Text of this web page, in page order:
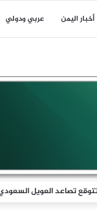
أخبار اليمن عربي ودولي
تتوقع تصاعد العويل